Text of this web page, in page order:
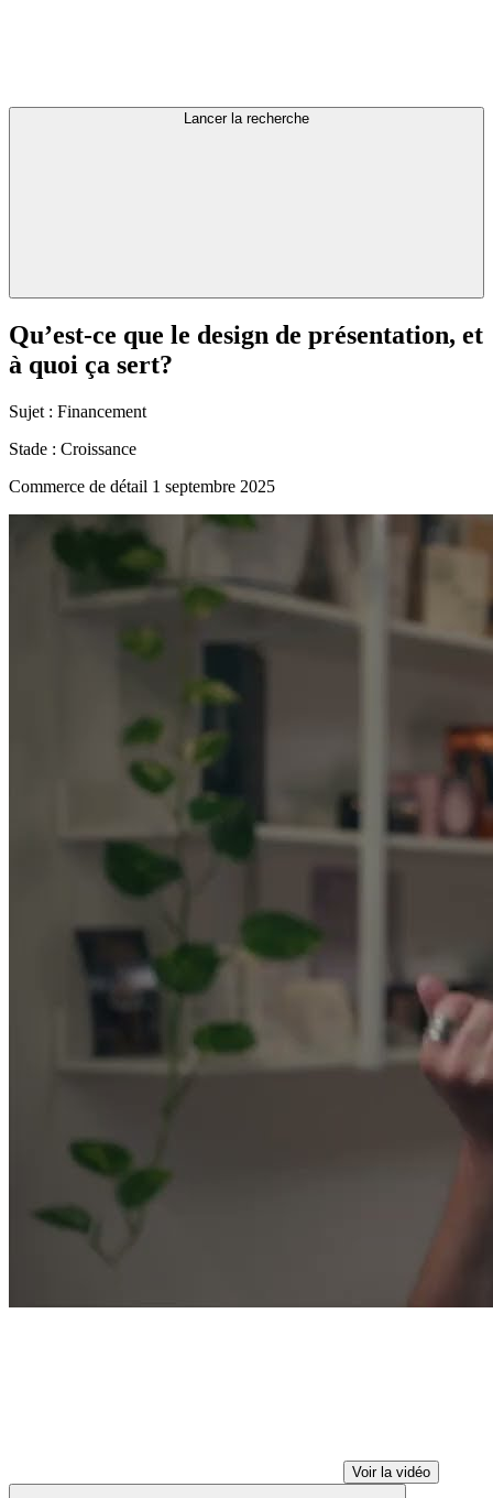
Lancer la recherche
Qu’est-ce que le design de présentation, et
à quoi ça sert?
Sujet : Financement
Stade : Croissance
Commerce de détail 1 septembre 2025
Voir la vidéo